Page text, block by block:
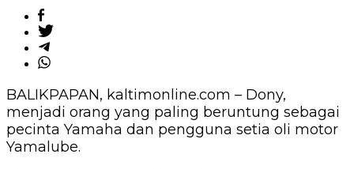
BALIKPAPAN, kaltimonline.com – Dony,
menjadi orang yang paling beruntung sebagai
pecinta Yamaha dan pengguna setia oli motor
Yamalube.